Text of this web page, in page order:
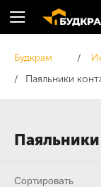
Будкрам
Паяльники
Сортировать